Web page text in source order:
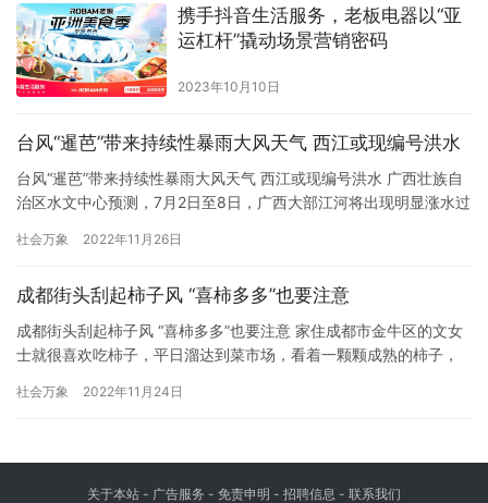
区氛围。 活动系列精彩纷呈，兼顾了艺术性、实用性与趣味性。
在 “玉手凝…
携手抖音生活服务，老板电器以“亚
运杠杆”撬动场景营销密码
2023年10月10日
台风“暹芭”带来持续性暴雨大风天气 西江或现编号洪水
台风“暹芭”带来持续性暴雨大风天气 西江或现编号洪水 广西壮族自
治区水文中心预测，7月2日至8日，广西大部江河将出现明显涨水过
日15时在广东电白沿海登陆(台风级)，登陆时中心附近最大风力有
广西。 广西气象部门预计7月2日至7月8…
社会万象 2022年11月26日
成都街头刮起柿子风 “喜柿多多”也要注意
成都街头刮起柿子风 “喜柿多多”也要注意 家住成都市金牛区的文女
士就很喜欢吃柿子，平日溜达到菜市场，看着一颗颗成熟的柿子，
一次不敢买太多，看到各个甜品、饮品店推出的柿子甜品、柿子奶
社会万象 2022年11月24日
关于本站 - 广告服务 - 免责申明 - 招聘信息 - 联系我们